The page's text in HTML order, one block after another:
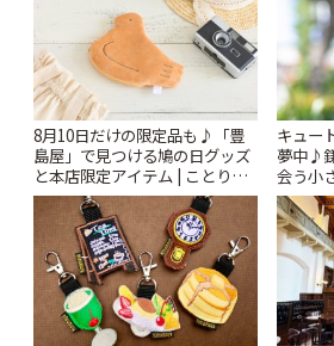
8月10日だけの限定品も♪「豊
島屋」で見つける鳩の日グッズ
と本店限定アイテム | ことりっ
ぷ
キュー
夢中♪
会う小